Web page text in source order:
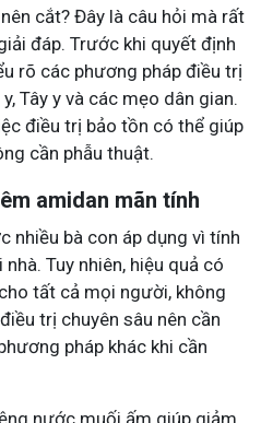
cắt? Đây là câu hỏi mà rất
đáp. Trước khi quyết định
rõ các phương pháp điều trị
Tây y và các mẹo dân gian.
điều trị bảo tồn có thể giúp
cần phẫu thuật.
amidan mãn tính
nhiều bà con áp dụng vì tính
Tuy nhiên, hiệu quả có
tất cả mọi người, không
trị chuyên sâu nên cần
pháp khác khi cần